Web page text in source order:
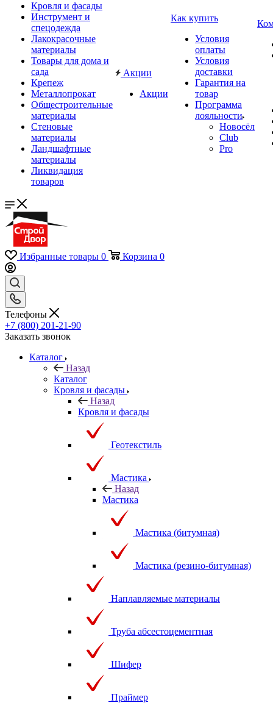
Кровля и фасады
Инструмент и
спецодежда
Лакокрасочные
материалы
Товары для дома и
сада
Крепеж
Металлопрокат
Общестроительные
материалы
Стеновые
материалы
Ландшафтные
материалы
Ликвидация
товаров
Акции
Акции
Как купить
Условия
оплаты
Условия
доставки
Гарантия на
товар
Программа
лояльности
Новосёл
Club
Pro
Избранные товары 0 Корзина 0
Телефоны
+7 (800) 201-21-90
Заказать звонок
Каталог
Назад
Каталог
Кровля и фасады
Назад
Кровля и фасады
Геотекстиль
Мастика
Назад
Мастика
Мастика (битумная)
Мастика (резино-битумная)
Наплавляемые материалы
Труба абсестоцементная
Шифер
Праймер